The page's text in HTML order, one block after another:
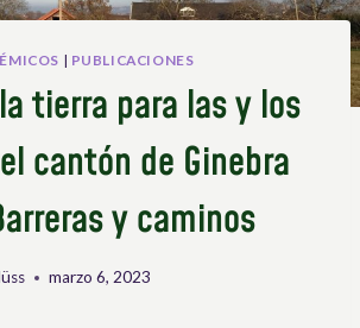
| PUBLICACIONES
tierra para las y los
cantón de Ginebra
y caminos
marzo 6, 2023